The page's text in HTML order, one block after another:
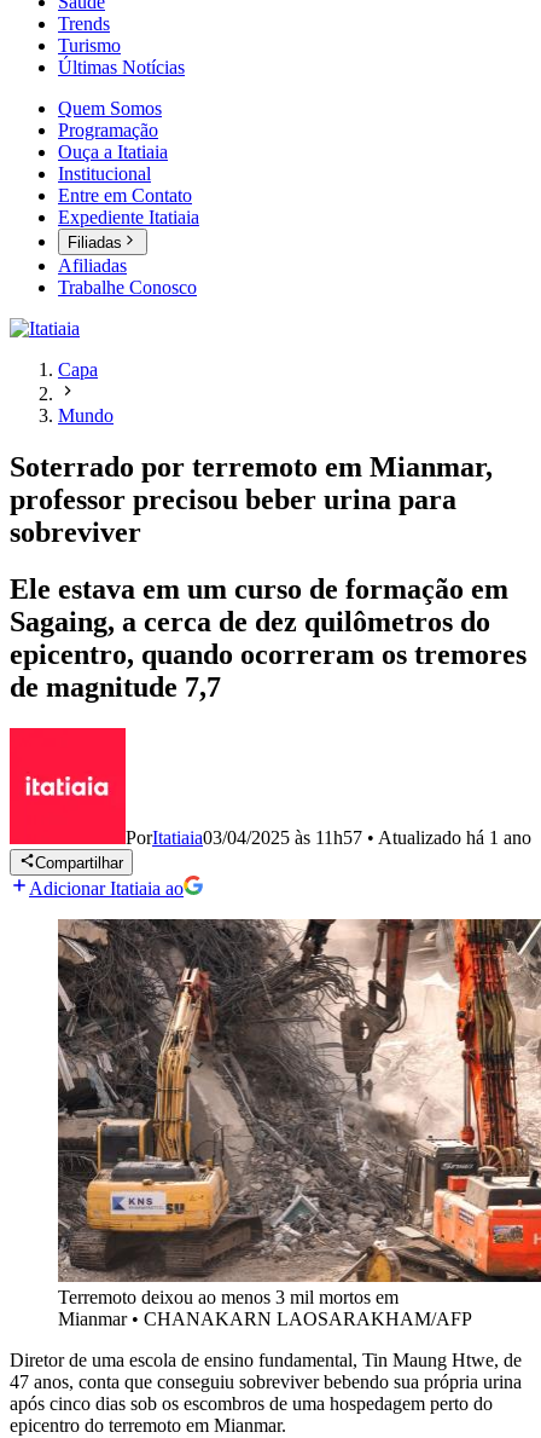
Trends
Turismo
Últimas Notícias
Quem Somos
Programação
Ouça a Itatiaia
Institucional
Entre em Contato
Expediente Itatiaia
Filiadas
Afiliadas
Trabalhe Conosco
Capa
Mundo
Soterrado por terremoto em Mianmar,
professor precisou beber urina para
sobreviver
Ele estava em um curso de formação em
Sagaing, a cerca de dez quilômetros do
epicentro, quando ocorreram os tremores
de magnitude 7,7
PorItatiaia03/04/2025 às 11h57 • Atualizado há 1 ano
Compartilhar
Adicionar Itatiaia ao
Terremoto deixou ao menos 3 mil mortos em
Mianmar• CHANAKARN LAOSARAKHAM/AFP
Diretor de uma escola de ensino fundamental, Tin Maung Htwe, de
47 anos, conta que conseguiu sobreviver bebendo sua própria urina
após cinco dias sob os escombros de uma hospedagem perto do
epicentro do terremoto em Mianmar.